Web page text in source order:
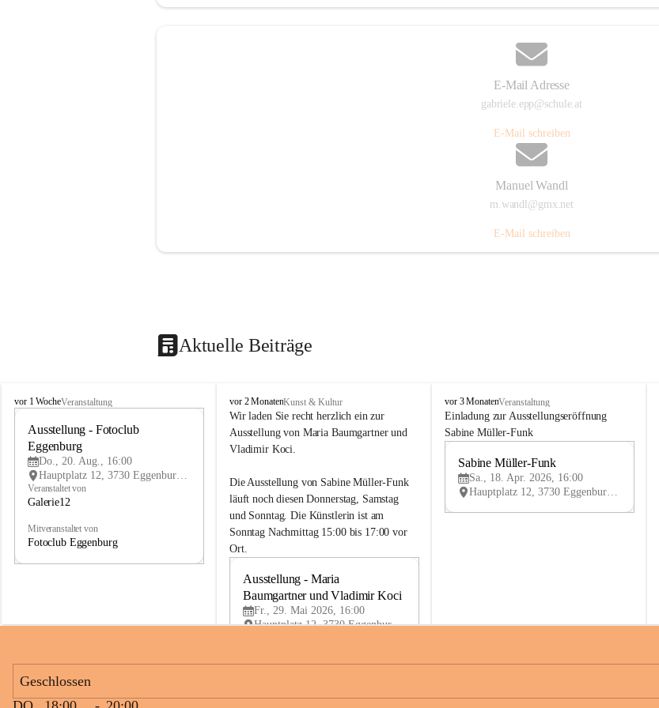
E-Mail Adresse
gabriele.epp@schule.at
E-Mail schreiben
Manuel Wandl
m.wandl@gmx.net
E-Mail schreiben
Aktuelle Beiträge
G
vor 1 WocheVeranstaltung
Ausstellung - Fotoclub
Eggenburg
Do., 20. Aug., 16:00
Hauptplatz 12, 3730 Eggenburg, AUT
Veranstaltet von
Galerie12
Mitveranstaltet von
Fotoclub Eggenburg
G
a
l
e
e
2
1
vor 2 MonatenKunst & Kultur
Wir laden Sie recht herzlich ein zur
Ausstellung von Maria Baumgartner und
Vladimir Koci.
Die Ausstellung von Sabine Müller-Funk
läuft noch diesen Donnerstag, Samstag
und Sonntag. Die Künstlerin ist am
Sonntag Nachmittag 15:00 bis 17:00 vor
Ort.
MAI
Ausstellung - Maria
Baumgartner und Vladimir Koci
Fr., 29. Mai 2026, 16:00
Hauptplatz 12, 3730 Eggenburg, AUT
G
a
l
e
1
vor 3 MonatenVeranstaltung
Einladung zur Ausstellungseröffnung
Sabine Müller-Funk
Sabine Müller-Funk
Sa., 18. Apr. 2026, 16:00
Hauptplatz 12, 3730 Eggenburg, AUT
Geschlossen